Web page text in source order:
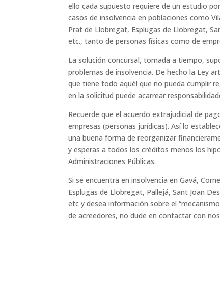
ello cada supuesto requiere de un estudio
casos de insolvencia en poblaciones como
Prat de Llobregat, Esplugas de Llobregat,
etc., tanto de personas físicas como de
La solución concursal, tomada a tiempo,
problemas de insolvencia. De hecho la Ley
que tiene todo aquél que no pueda cumplir
en la solicitud puede acarrear
Recuerde que el acuerdo extrajudicial de
empresas (personas jurídicas). Así lo
una buena forma de reorganizar
y esperas a todos los créditos menos los
Administraciones Públicas.
Si se encuentra en insolvencia en Gavá,
Esplugas de Llobregat, Pallejá, Sant Joan
etc y desea información sobre el
de acreedores, no dude en contactar con